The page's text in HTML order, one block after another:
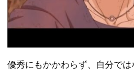
優秀にもかかわらず、自分で